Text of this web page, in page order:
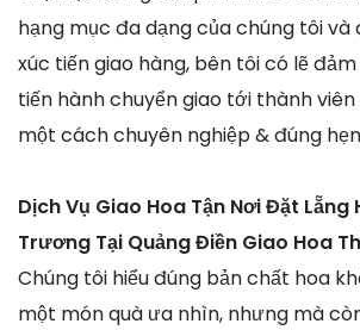
hạng mục đa dạng của chúng tôi
xúc tiến giao hàng, bên tôi có lẽ
tiến hành chuyển giao tới thành
một cách chuyên nghiệp & đúng
Dịch Vụ Giao Hoa Tận Nơi Đặt Lẵng
Trương Tại Quảng Điền Giao Hoa
Chúng tôi hiểu đúng bản chất hoa
một món quà ưa nhìn, nhưng mà